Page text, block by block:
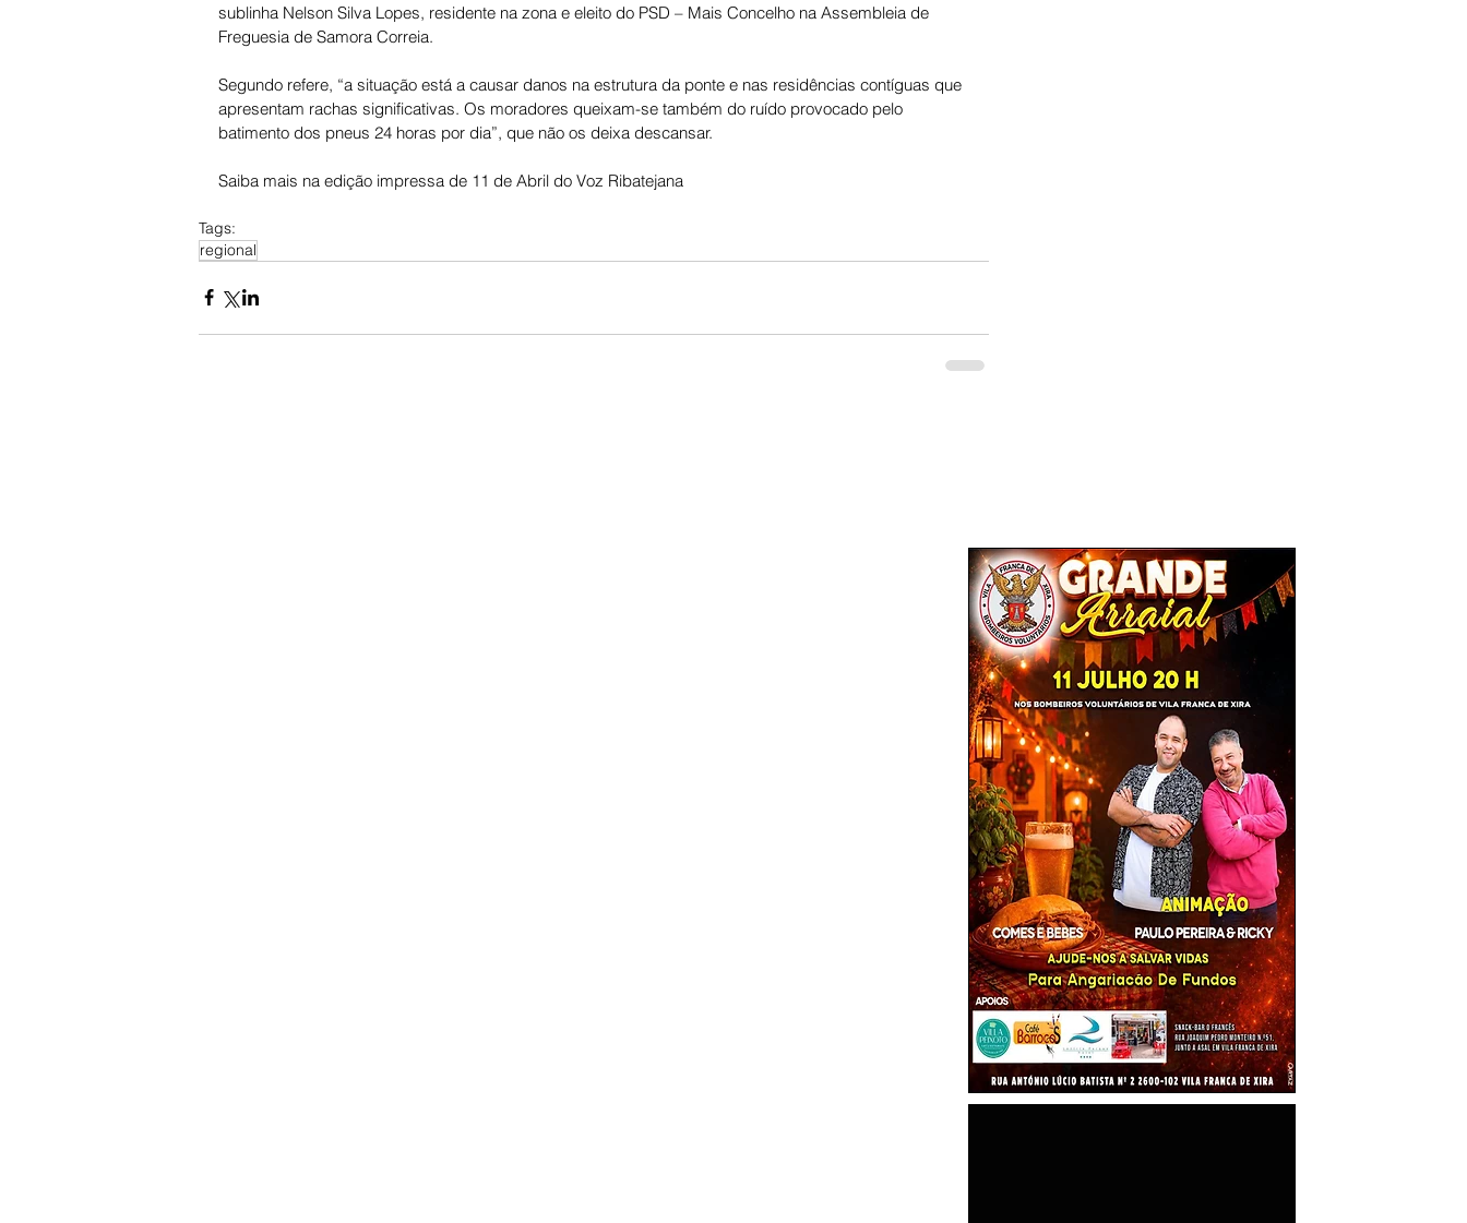
sublinha Nelson Silva Lopes, residente na zona e eleito do PSD – Mais Concelho na Assembleia de
Freguesia de Samora Correia.
Segundo refere, “a situação está a causar danos na estrutura da ponte e nas residências contíguas que
apresentam rachas significativas. Os moradores queixam-se também do ruído provocado pelo
batimento dos pneus 24 horas por dia”, que não os deixa descansar.
Saiba mais na edição impressa de 11 de Abril do Voz Ribatejana
Tags:
regional